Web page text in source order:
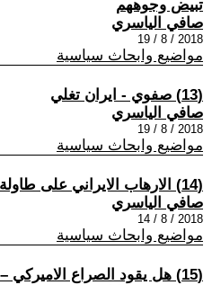
تبيض وجوههم
صافي الياسري
2018 / 8 / 19
مواضيع وابحاث سياسية
(13) صفوي - ايران تغلي
صافي الياسري
2018 / 8 / 19
مواضيع وابحاث سياسية
(14) الارهاب الايراني على طاولة الاعلام العالمي
صافي الياسري
2018 / 8 / 14
مواضيع وابحاث سياسية
(15) هل يقود الصراع الاميركي